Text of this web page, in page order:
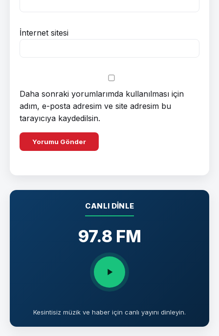
İnternet sitesi
Daha sonraki yorumlarımda kullanılması için
adım, e-posta adresim ve site adresim bu
tarayıcıya kaydedilsin.
CANLI DINLE
97.8 FM
Kesintisiz müzik ve haber için canlı yayını dinleyin.